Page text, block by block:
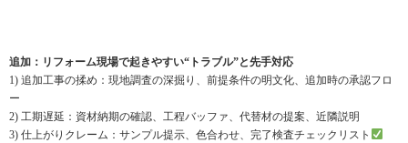
追加：リフォーム現場で起きやすい“トラブル”と先手対応
1) 追加工事の揉め：現地調査の深掘り、前提条件の明文化、追加時の承認フロ
ー
2) 工期遅延：資材納期の確認、工程バッファ、代替材の提案、近隣説明
3) 仕上がりクレーム：サンプル提示、色合わせ、完了検査チェックリスト